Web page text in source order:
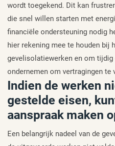
wordt toegekend. Dit kan
die snel willen starten met
financiële ondersteuning nodig
hier rekening mee te houden bij
gevelisolatiewerken en om tijdig
ondernemen om vertragingen te
Indien de werken
gestelde eisen,
aanspraak maken
Een belangrijk nadeel van de